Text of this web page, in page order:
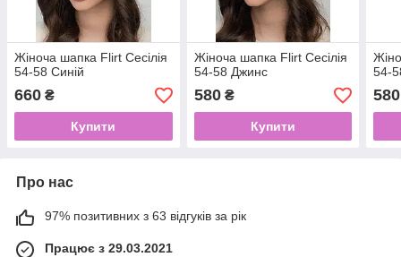
Жіноча шапка Flirt Сесілія
54-58 Синій
660 ₴
Купити
Жіноча шапка Flirt Сесілія
54-58 Джинс
580₴
Купити
54-
580
Про нас
97% позитивних з 63 відгуків за рік
Працює з 29.03.2021